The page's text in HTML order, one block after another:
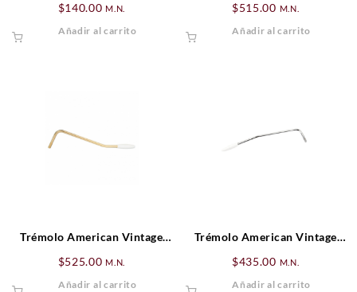
$140.00 M.N.
Añadir al carrito
Jaguar®/Jazzmaster®,
Cromado
$515.00 M.N.
Añadir al carrito
Trémolo American Vintage
$525.00 M.N.
Añadir al carrito
Trémolo American Vintage
Stratocaster®, Zurdo,
Cromado
$435.00 M.N.
Añadir al carrito